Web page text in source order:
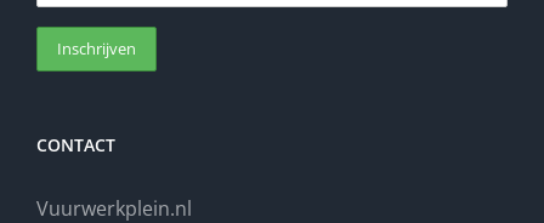
CONTACT
Vuurwerkplein.nl